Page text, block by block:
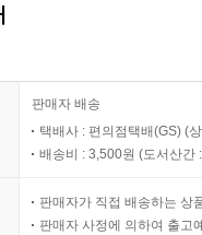
다.
기다리는 것이다.”
학회에 참석하고자 방
기사 니밋은 휴양하기 좋
판매자 배송
택배사 : 편의점택배(GS) (
배송비 : 3,500원 (도서산간
판매자가 직접 배송하는 상
판매자 사정에 의하여 출고